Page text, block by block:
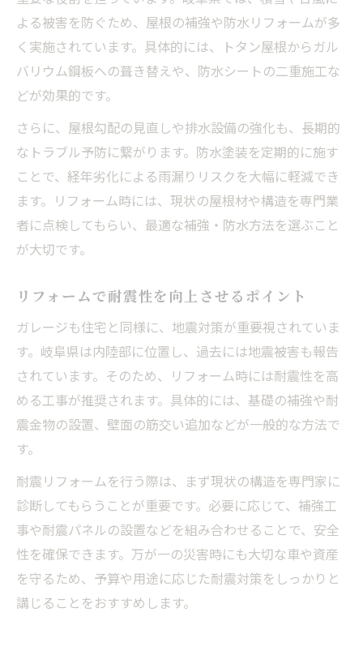
よる被害を防ぐため、屋根の補強や防水リフォームが多
く実施されています。具体的には、トタン屋根からガル
バリウム鋼板への葺き替えや、防水シートの二重施工な
どが効果的です。
さらに、屋根勾配の見直しや排水設備の強化も、長期的
なトラブル予防に繋がります。防水塗装を定期的に施す
ことで、経年劣化による雨漏りリスクを大幅に軽減でき
ます。リフォーム時には、現状の屋根材や構造を専門業
者に点検してもらい、最適な補強・防水方法を選ぶこと
が大切です。
リフォームで耐震性を向上させるポイント
ガレージも住宅と同様に、地震対策が重要視されていま
す。岐阜県は内陸部に位置し、過去には地震被害も報告
されています。そのため、リフォーム時には耐震性を高
める工事が推奨されます。具体的には、基礎の補強や耐
震金物の設置、壁面の筋交い追加などが一般的な方法で
す。
耐震リフォームを行う際は、まず現状の構造を専門家に
診断してもらうことが重要です。必要に応じて、補強工
事や耐震パネルの設置などを組み合わせることで、安全
性を確保できます。万が一の災害時にも大切な車や資産
を守るため、予算や用途に応じた耐震対策をしっかりと
講じることをおすすめします。